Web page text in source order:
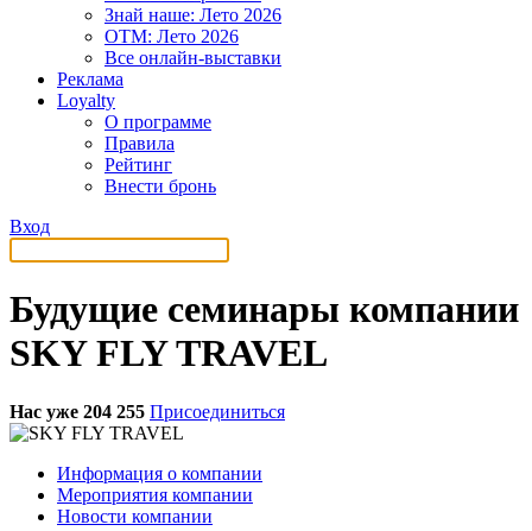
Знай наше: Лето 2026
OTM: Лето 2026
Все онлайн-выставки
Реклама
Loyalty
О программе
Правила
Рейтинг
Внести бронь
Вход
Будущие семинары компании
SKY FLY TRAVEL
Нас уже 204 255 Присоединиться
Информация о компании
Мероприятия компании
Новости компании